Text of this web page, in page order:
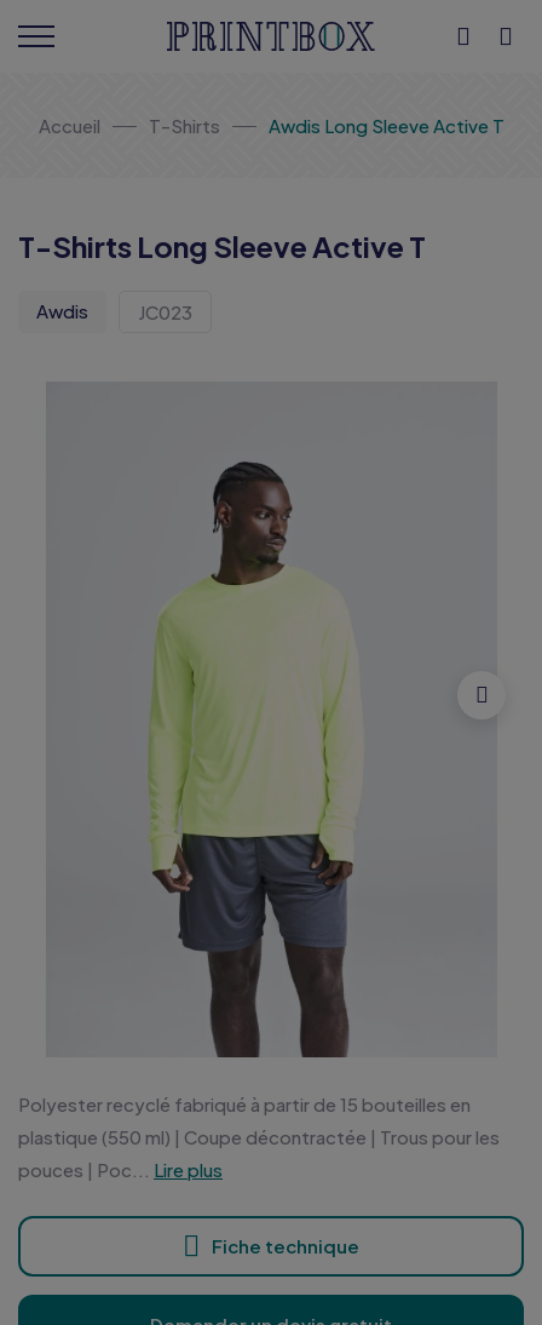
Accueil T-Shirts Awdis Long Sleeve Active T
T-Shirts Long Sleeve Active T
Awdis JC023
Polyester recyclé fabriqué à partir de 15 bouteilles en
plastique (550 ml) | Coupe décontractée | Trous pour les
pouces | Poc...
Lire plus
Fiche technique